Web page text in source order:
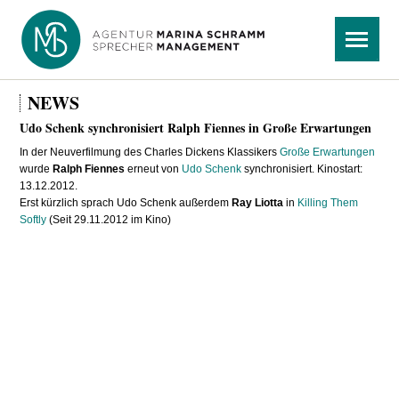
Navigation
überspringen
NEWS
Udo Schenk synchronisiert Ralph Fiennes in Große Erwartungen
In der Neuverfilmung des Charles Dickens KlassikersGroße Erwartungen
wurdeRalph Fiennes erneut von Udo Schenk synchronisiert. Kinostart:
13.12.2012.
Erst kürzlich sprach Udo Schenk außerdemRay Liotta in Killing Them
Softly (Seit 29.11.2012 im Kino)